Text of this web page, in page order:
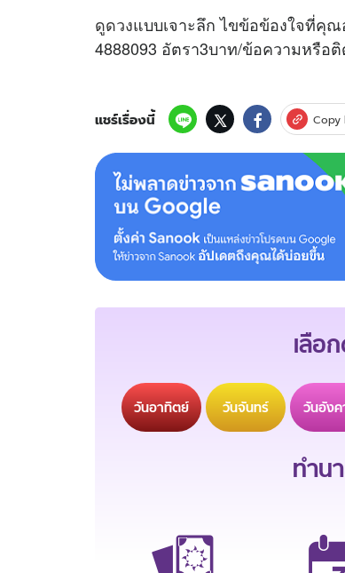
ดูดวงแบบเจาะลึก ไขข้อข้องใจที่คุ
4888093 อัตรา3บาท/ข้อความหรือ
แชร์เรื่องนี้ Copy
เลือ
วันอาทิตย์ วันจันทร์ วันอังค
ทำน